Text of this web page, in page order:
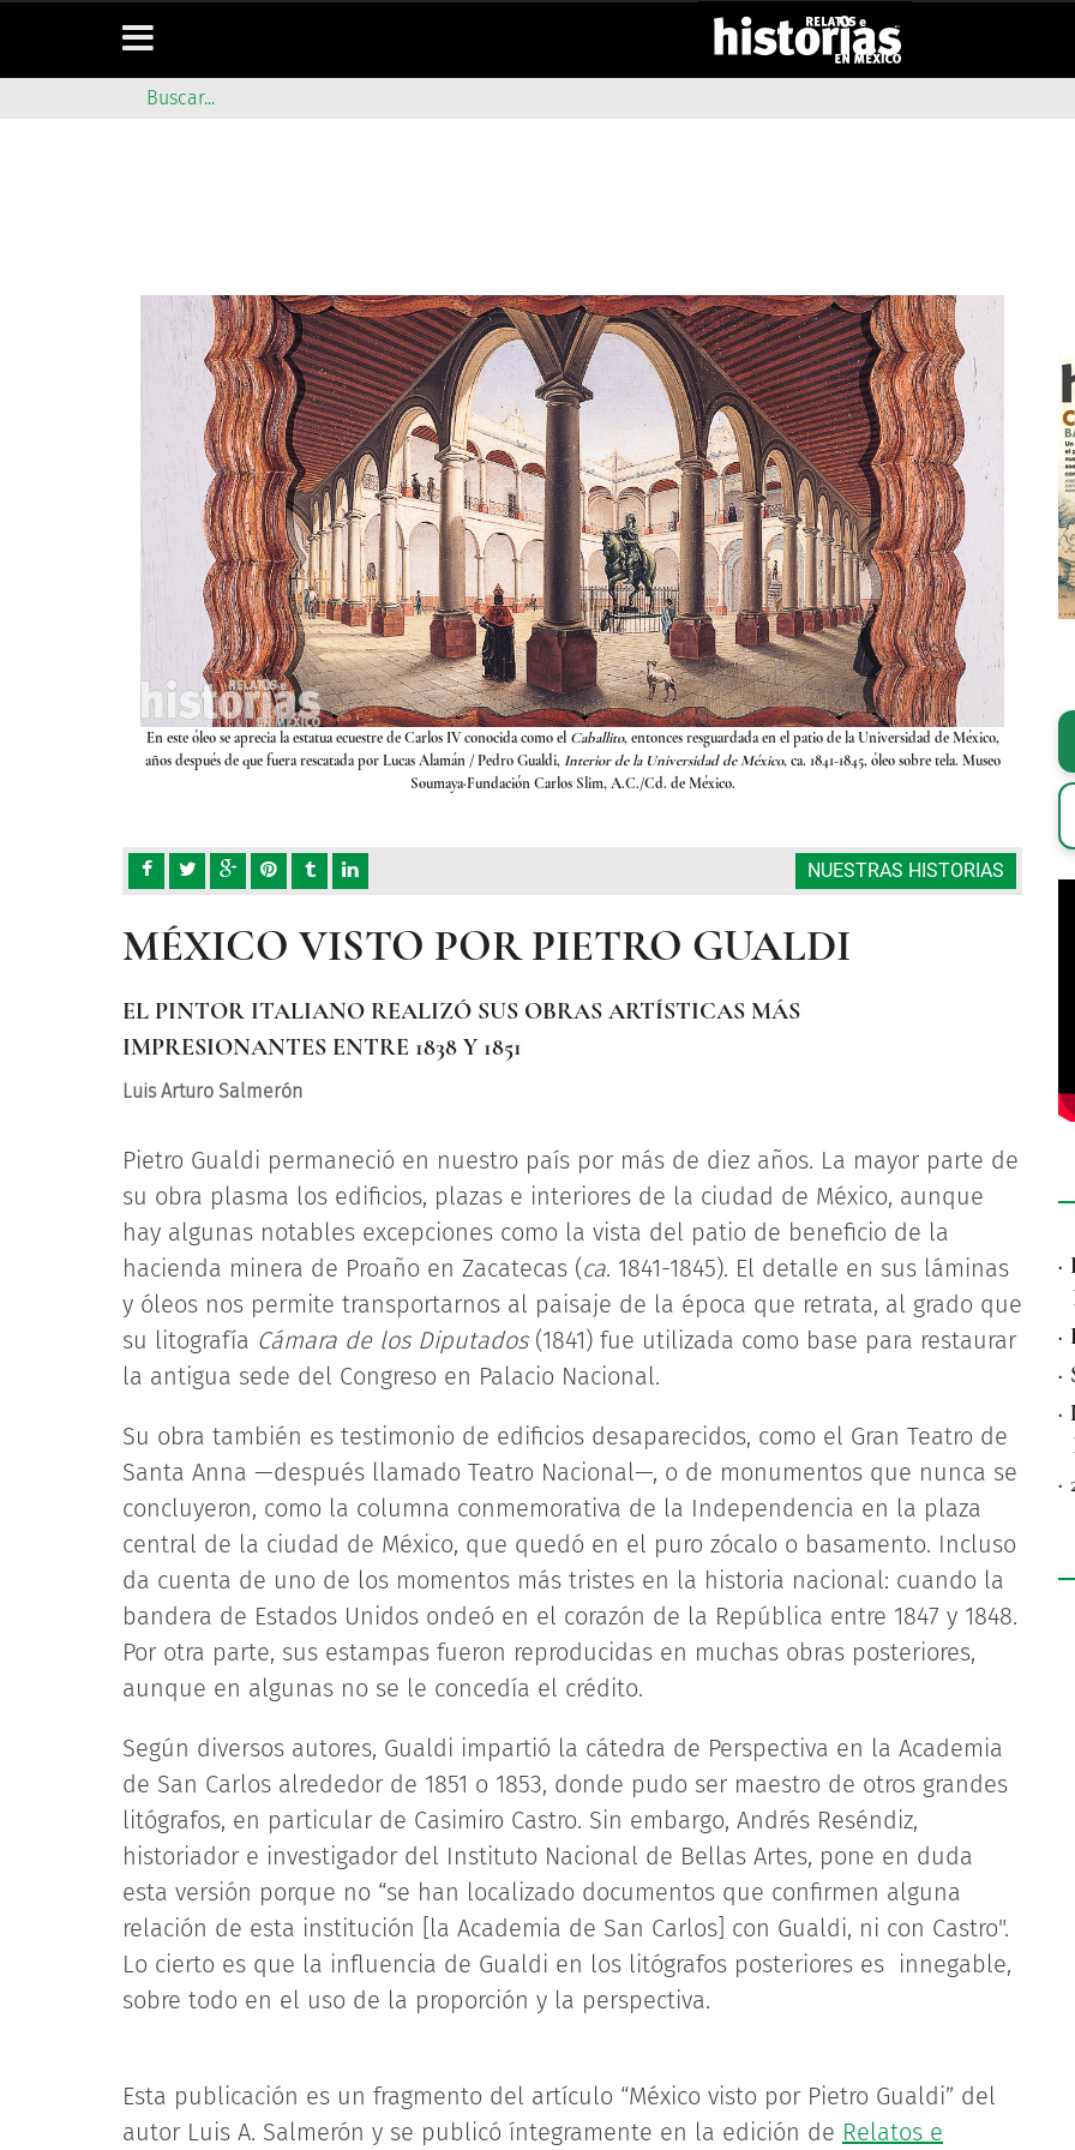
En este óleo se aprecia la estatua ecuestre de Carlos IV conocida como el Caballito, entonces resguardada en el patio de la Universidad de México,
años después de que fuera rescatada por Lucas Alamán/ Pedro Gualdi, Interior de la Universidad de México, ca. 1841-1845, óleo sobre tela. Museo
Soumaya·Fundación Carlos Slim, A.C./Cd. de México.
En este
años
NUESTRAS HISTORIAS
MÉXICO VISTO POR PIETRO GUALDI
EL PINTOR ITALIANO REALIZÓ SUS OBRAS ARTÍSTICAS MÁS
IMPRESIONANTES ENTRE 1838 Y 1851
Luis Arturo Salmerón
Pietro Gualdi permaneció en nuestro país por más de diez años. La mayor parte de
su obra plasma los edificios, plazas e interiores de la ciudad de México, aunque
hay algunas notables excepciones como la vista del patio de beneficio de la
hacienda minera de Proaño en Zacatecas (ca. 1841-1845). El detalle en sus láminas
y óleos nos permite transportarnos al paisaje de la época que retrata, al grado que
su litografía Cámara de los Diputados (1841) fue utilizada como base para restaurar
la antigua sede del Congreso en Palacio Nacional.
Su obra también es testimonio de edificios desaparecidos, como el Gran Teatro de
Santa Anna —después llamado Teatro Nacional—, o de monumentos que nunca se
concluyeron, como la columna conmemorativa de la Independencia en la plaza
central de la ciudad de México, que quedó en el puro zócalo o basamento. Incluso
da cuenta de uno de los momentos más tristes en la historia nacional: cuando la
bandera de Estados Unidos ondeó en el corazón de la República entre 1847 y 1848.
Por otra parte, sus estampas fueron reproducidas en muchas obras posteriores,
aunque en algunas no se le concedía el crédito.
Según diversos autores, Gualdi impartió la cátedra de Perspectiva en la Academia
de San Carlos alrededor de 1851 o 1853, donde pudo ser maestro de otros grandes
litógrafos, en particular de Casimiro Castro. Sin embargo, Andrés Reséndiz,
historiador e investigador del Instituto Nacional de Bellas Artes, pone en duda
esta versión porque no “se han localizado documentos que confirmen alguna
relación de esta institución [la Academia de San Carlos] con Gualdi, ni con Castro".
Lo cierto es que la influencia de Gualdi en los litógrafos posteriores es innegable,
sobre todo en el uso de la proporción y la perspectiva.
Esta publicación es un fragmento del artículo “México visto por Pietro Gualdi” del
autor Luis A. Salmerón y se publicó íntegramente en la edición de Relatos e
·
·
·
·